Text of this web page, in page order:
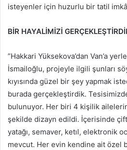
isteyenler için huzurlu bir tatil
BİR HAYALİMİZİ
”Hakkari Yüksekova’dan Van’a
İsmailoğlu, projeyle ilgili şunları
kıyısında güzel bir şey yapmak
burada gerçekleştirdik.
bulunuyor. Her biri 4 kişilik
şekilde dizayn edildi. İçerisinde
yatağı, semaver, ketıl, elektronik
mevcut. Her evin kendine ait özel